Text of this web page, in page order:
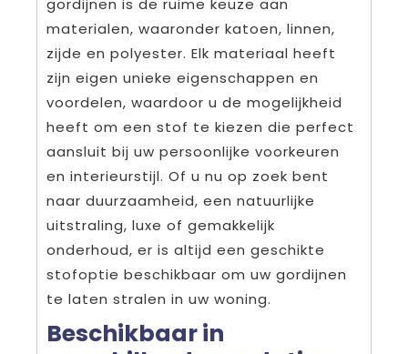
gordijnen is de ruime keuze aan
materialen, waaronder katoen, linnen,
zijde en polyester. Elk materiaal heeft
zijn eigen unieke eigenschappen en
voordelen, waardoor u de mogelijkheid
heeft om een stof te kiezen die perfect
aansluit bij uw persoonlijke voorkeuren
en interieurstijl. Of u nu op zoek bent
naar duurzaamheid, een natuurlijke
uitstraling, luxe of gemakkelijk
onderhoud, er is altijd een geschikte
stofoptie beschikbaar om uw gordijnen
te laten stralen in uw woning.
Beschikbaar in